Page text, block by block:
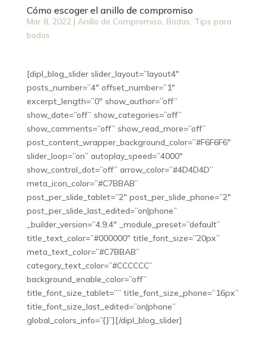
Cómo escoger el anillo de compromiso
Mar 8, 2022 | Anillo de Compromiso, Bodas, Tips para
bodas
[dipl_blog_slider slider_layout=”layout4″
posts_number=”4″ offset_number=”1″
excerpt_length=”0″ show_author=”off”
show_date=”off” show_categories=”off”
show_comments=”off” show_read_more=”off”
post_content_wrapper_background_color=”#F6F6F6″
slider_loop=”on” autoplay_speed=”4000″
show_control_dot=”off” arrow_color=”#4D4D4D”
meta_icon_color=”#C7BBAB”
post_per_slide_tablet=”2″ post_per_slide_phone=”2″
post_per_slide_last_edited=”on|phone”
_builder_version=”4.9.4″ _module_preset=”default”
title_text_color=”#000000″ title_font_size=”20px”
meta_text_color=”#C7BBAB”
category_text_color=”#CCCCCC”
background_enable_color=”off”
title_font_size_tablet=”” title_font_size_phone=”16px”
title_font_size_last_edited=”on|phone”
global_colors_info=”{}”][/dipl_blog_slider]